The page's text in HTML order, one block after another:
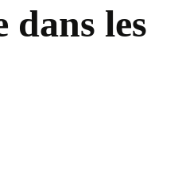
dans les